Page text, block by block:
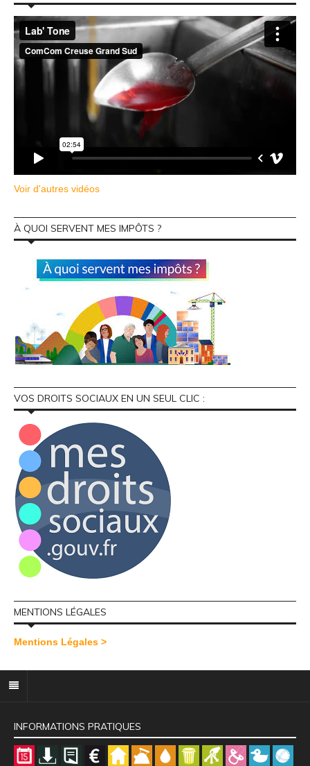
Voir d'autres vidéos
À QUOI SERVENT MES IMPÔTS ?
VOS DROITS SOCIAUX EN UN SEUL CLIC :
MENTIONS LÉGALES
Mentions Légales >
INFORMATIONS PRATIQUES